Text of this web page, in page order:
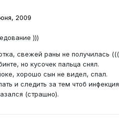
2009
)))
свежей раны не получилась (((
но кусочек пальца снял.
хорошо сын не видел, спал.
и следить за тем чтоб инфекция
(страшно).